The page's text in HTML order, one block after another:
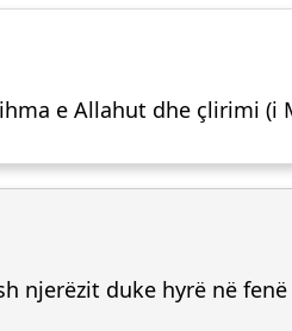
e Allahut dhe çlirimi (i
njerëzit duke hyrë në